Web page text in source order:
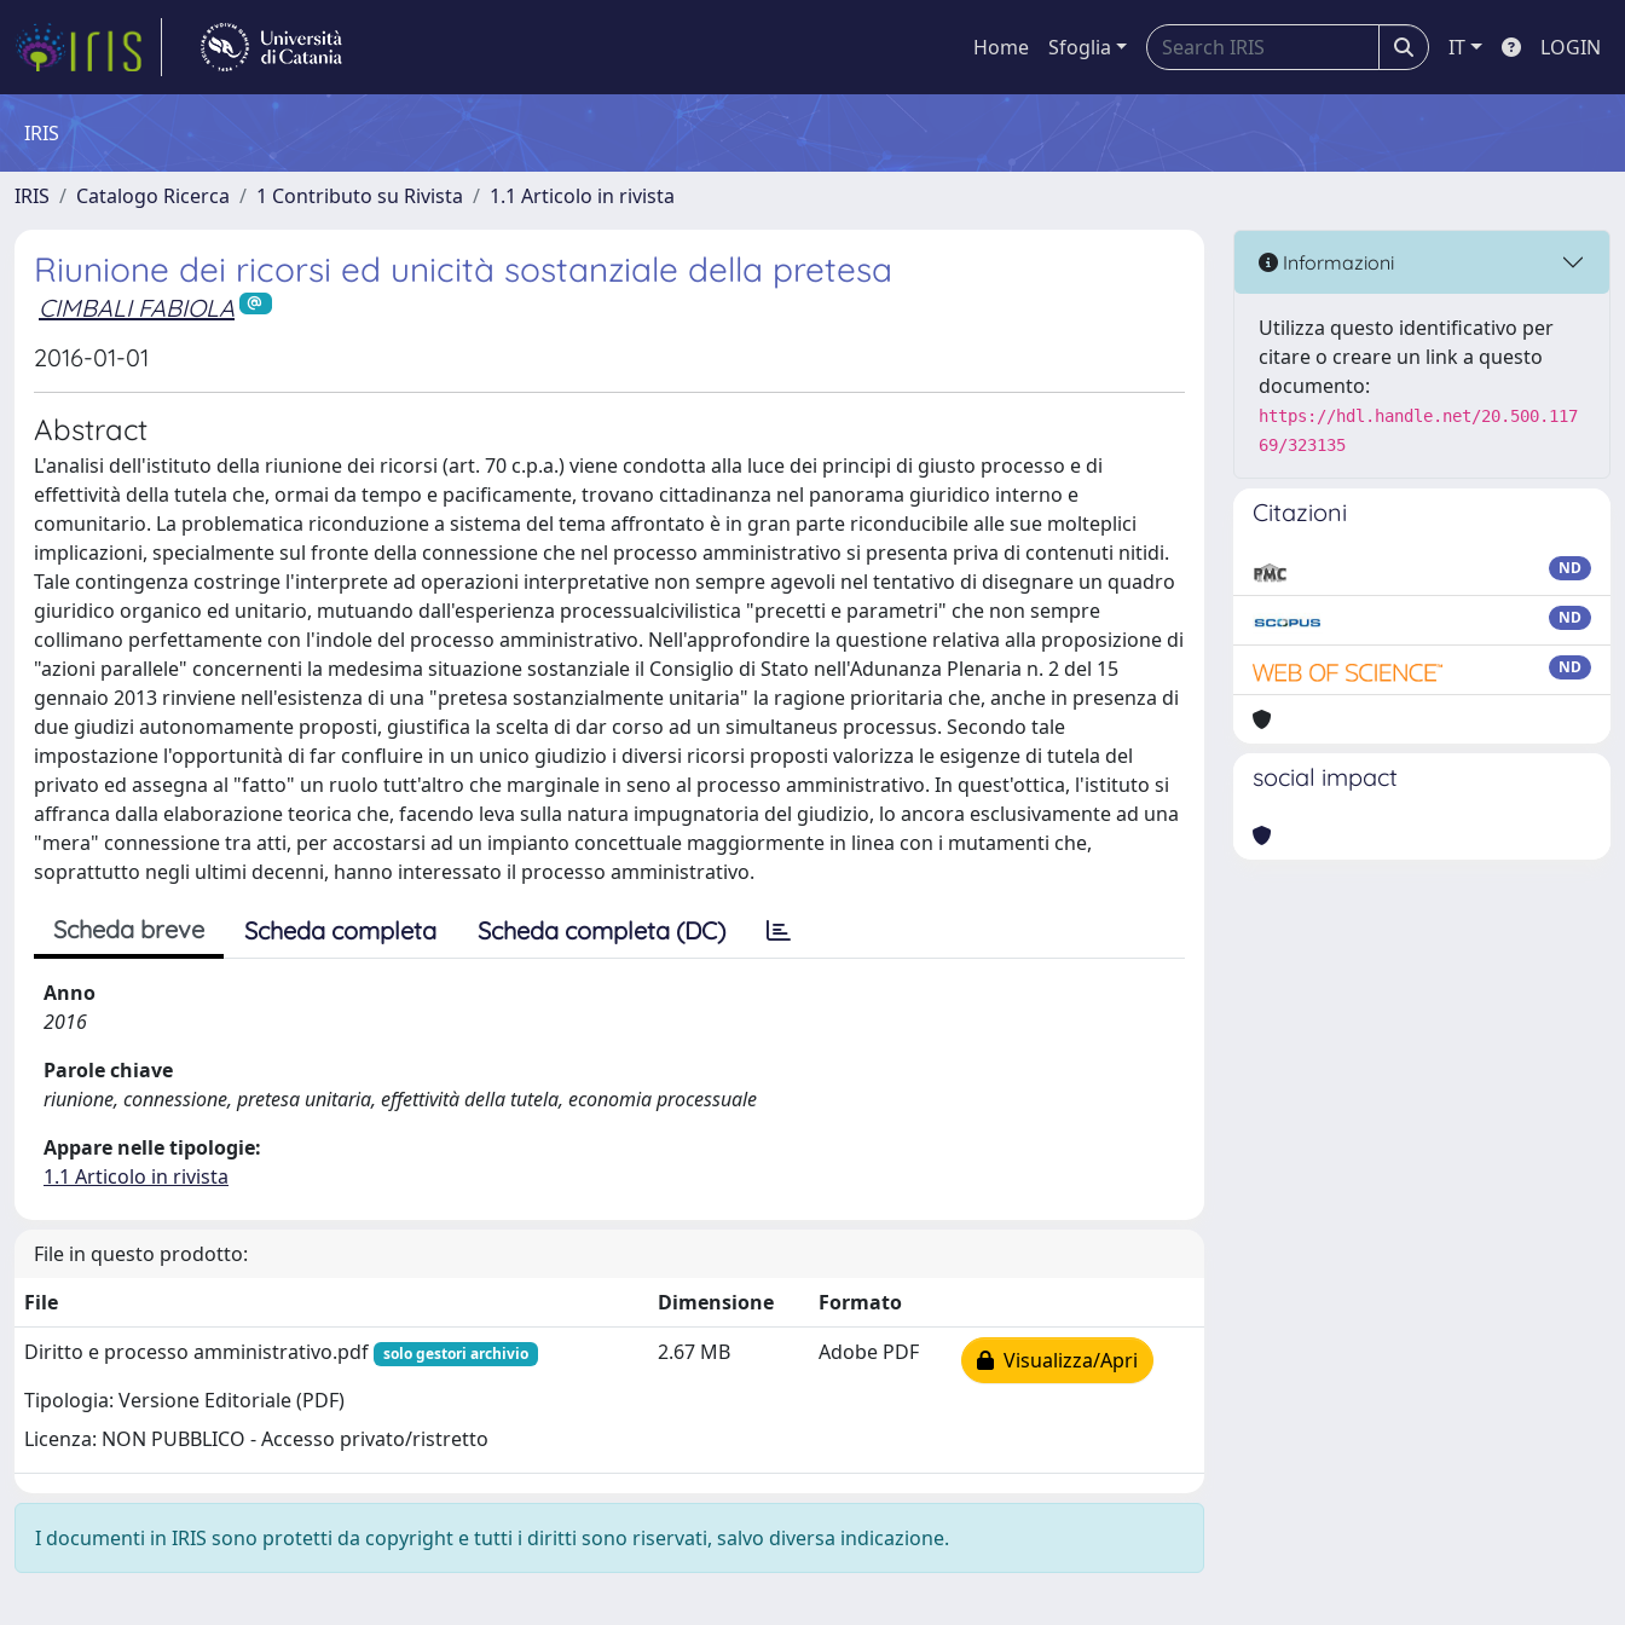
Home Sfoglia IT LOGIN
IRIS
IRIS Catalogo Ricerca 1 Contributo su Rivista 1.1 Articolo in rivista
Riunione dei ricorsi ed unicità sostanziale della pretesa
CIMBALI FABIOLA
2016-01-01
Abstract
L'analisi dell'istituto della riunione dei ricorsi (art. 70 c.p.a.) viene condotta alla luce dei principi di giusto processo e di
effettività della tutela che, ormai da tempo e pacificamente, trovano cittadinanza nel panorama giuridico interno e
comunitario. La problematica riconduzione a sistema del tema affrontato è in gran parte riconducibile alle sue molteplici
implicazioni, specialmente sul fronte della connessione che nel processo amministrativo si presenta priva di contenuti nitidi.
Tale contingenza costringe l'interprete ad operazioni interpretative non sempre agevoli nel tentativo di disegnare un quadro
giuridico organico ed unitario, mutuando dall'esperienza processualcivilistica "precetti e parametri" che non sempre
collimano perfettamente con l'indole del processo amministrativo. Nell'approfondire la questione relativa alla proposizione di
"azioni parallele" concernenti la medesima situazione sostanziale il Consiglio di Stato nell'Adunanza Plenaria n. 2 del 15
gennaio 2013 rinviene nell'esistenza di una "pretesa sostanzialmente unitaria" la ragione prioritaria che, anche in presenza di
due giudizi autonomamente proposti, giustifica la scelta di dar corso ad un simultaneus processus. Secondo tale
impostazione l'opportunità di far confluire in un unico giudizio i diversi ricorsi proposti valorizza le esigenze di tutela del
privato ed assegna al "fatto" un ruolo tutt'altro che marginale in seno al processo amministrativo. In quest'ottica, l'istituto si
affranca dalla elaborazione teorica che, facendo leva sulla natura impugnatoria del giudizio, lo ancora esclusivamente ad una
"mera" connessione tra atti, per accostarsi ad un impianto concettuale maggiormente in linea con i mutamenti che,
soprattutto negli ultimi decenni, hanno interessato il processo amministrativo.
Scheda breve Scheda completa Scheda completa (DC)
Anno
2016
Parole chiave
riunione, connessione, pretesa unitaria, effettività della tutela, economia processuale
Appare nelle tipologie:
1.1 Articolo in rivista
File in questo prodotto:
File
Dimensione
Formato
Diritto e processo amministrativo.pdf
solo gestori archivio
Tipologia: Versione Editoriale (PDF)
Licenza: NON PUBBLICO - Accesso privato/ristretto
2.67 MB Adobe PDF Visualizza/Apri
I documenti in IRIS sono protetti da copyright e tutti i diritti sono riservati, salvo diversa indicazione.
Informazioni
Utilizza questo identificativo per
citare o creare un link a questo
documento:
https://hdl.handle.net/20.500.117
69/323135
Citazioni
ND
ND
ND
social impact